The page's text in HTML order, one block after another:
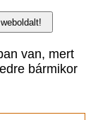
van, mert
bármikor